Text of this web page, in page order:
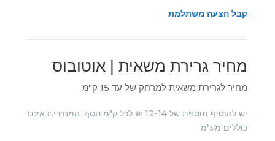
קבל הצעה משתלמת
מחיר גרירת משאית | אוטובוס
מחיר לגרירת משאית למרחק של עד 15 ק"מ
יש להוסיף תוספת של 12-14 ₪ לכל ק"מ נוסף. המחירים אינם
כוללים מע"מ